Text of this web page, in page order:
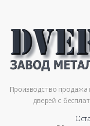
Производство продажа
дверей с